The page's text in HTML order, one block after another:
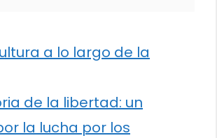
a lo largo de la
de la libertad: un
la lucha por los